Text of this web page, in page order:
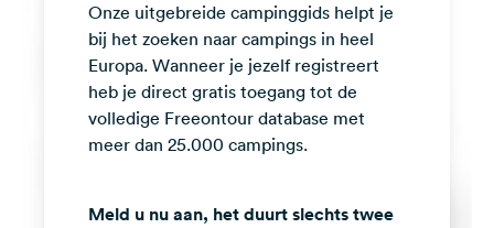
media
Facebook
Instagram
Onze uitgebreide campinggids helpt je
bij het zoeken naar campings in heel
Europa. Wanneer je jezelf registreert
heb je direct gratis toegang tot de
volledige Freeontour database met
meer dan 25.000 campings.
Meld u nu aan, het duurt slechts twee